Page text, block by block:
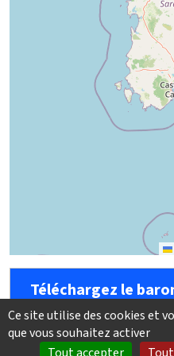
Téléchargez le
2026 (données
Ce site utilise des cookies et
que vous souhaitez activer